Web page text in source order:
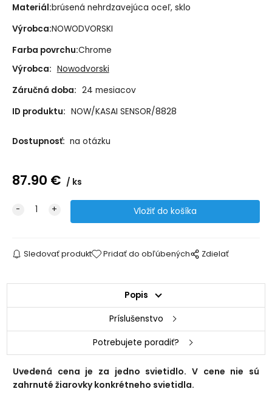
Materiál:brúsená nehrdzavejúca oceľ, sklo
Výrobca:NOWODVORSKI
Farba povrchu:Chrome
Výrobca: Nowodvorski
Záručná doba: 24 mesiacov
ID produktu: NOW/KASAI SENSOR/8828
Dostupnosť: na otázku
87.90 € ks
Sledovať produkt Pridať do obľúbených Zdielať
Popis
Príslušenstvo
Potrebujete poradiť?
Uvedená cena je za jedno svietidlo. V cene nie sú
zahrnuté žiarovky konkrétneho svietidla.